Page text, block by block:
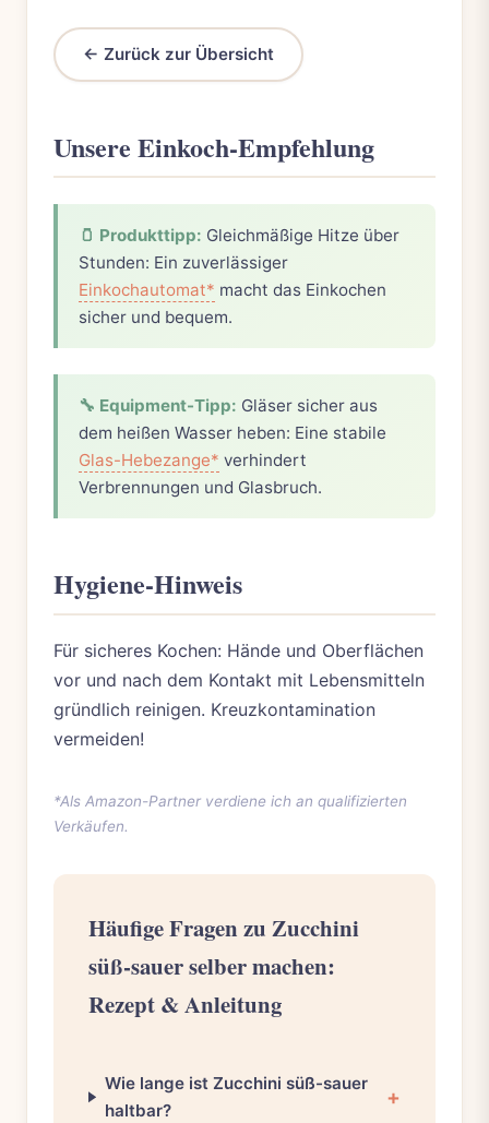
← Zurück zur Übersicht
Unsere Einkoch-Empfehlung
🫙 Produkttipp: Gleichmäßige Hitze über
Stunden: Ein zuverlässiger
Einkochautomat* macht das Einkochen
sicher und bequem.
🔧 Equipment-Tipp: Gläser sicher aus
dem heißen Wasser heben: Eine stabile
Glas-Hebezange* verhindert
Verbrennungen und Glasbruch.
Hygiene-Hinweis
Für sicheres Kochen: Hände und Oberflächen
vor und nach dem Kontakt mit Lebensmitteln
gründlich reinigen. Kreuzkontamination
vermeiden!
*Als Amazon-Partner verdiene ich an qualifizierten
Verkäufen.
Häufige Fragen zu Zucchini
süß-sauer selber machen:
Rezept & Anleitung
Wie lange ist Zucchini süß-sauer
haltbar?